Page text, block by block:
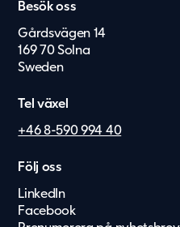
Eesti Keel
Dansk
Norsk
Deutsch
English
Vårdboende
Vård & hälsa
Säkerhet & försvar
Service & felanmälan
Besök oss
Gårdsvägen 14
169 70 Solna
Sweden
Tel växel
+46 8-590 994 40
Följ oss
LinkedIn
Facebook